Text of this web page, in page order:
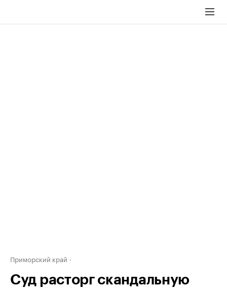
Приморский край
Суд расторг скандальную